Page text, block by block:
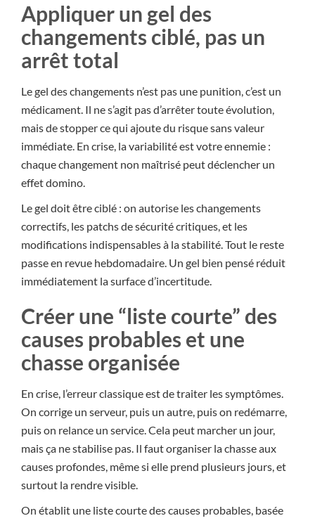
Appliquer un gel des
changements ciblé, pas un
arrêt total
Le gel des changements n’est pas une punition, c’est un
médicament. Il ne s’agit pas d’arrêter toute évolution,
mais de stopper ce qui ajoute du risque sans valeur
immédiate. En crise, la variabilité est votre ennemie :
chaque changement non maîtrisé peut déclencher un
effet domino.
Le gel doit être ciblé : on autorise les changements
correctifs, les patchs de sécurité critiques, et les
modifications indispensables à la stabilité. Tout le reste
passe en revue hebdomadaire. Un gel bien pensé réduit
immédiatement la surface d’incertitude.
Créer une “liste courte” des
causes probables et une
chasse organisée
En crise, l’erreur classique est de traiter les symptômes.
On corrige un serveur, puis un autre, puis on redémarre,
puis on relance un service. Cela peut marcher un jour,
mais ça ne stabilise pas. Il faut organiser la chasse aux
causes profondes, même si elle prend plusieurs jours, et
surtout la rendre visible.
On établit une liste courte des causes probables, basée